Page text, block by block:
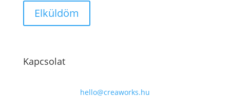
Kapcsolat
hello@creaworks.hu